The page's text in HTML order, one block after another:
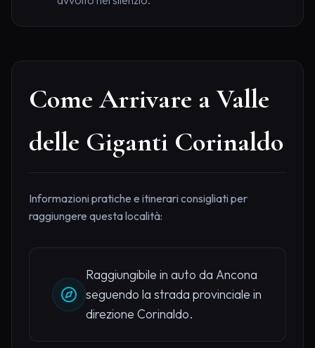
Come Arrivare a Valle
delle Giganti Corinaldo
Informazioni pratiche e itinerari consigliati per
raggiungere questa località:
Raggiungibile in auto da Ancona
seguendo la strada provinciale in
direzione Corinaldo.